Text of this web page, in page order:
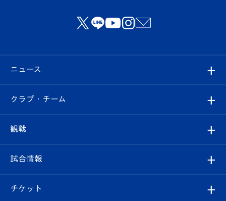
ニュース
すべて
クラブ
試合情報
クラブ・チーム
クラブ概要
観戦
観戦ルール
試合情報
試合日程/結果
チケット